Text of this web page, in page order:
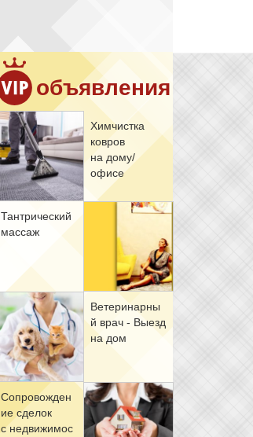
объявления
Хим­чист­ка
ков­ров
на до­му/
офи­се
Тан­три­че­ский
мас­саж
Ве­те­ри­нар­ны
й врач - Вы­езд
на дом
Со­про­вож­де­н
ие сде­лок
с недви­жи­мо­с